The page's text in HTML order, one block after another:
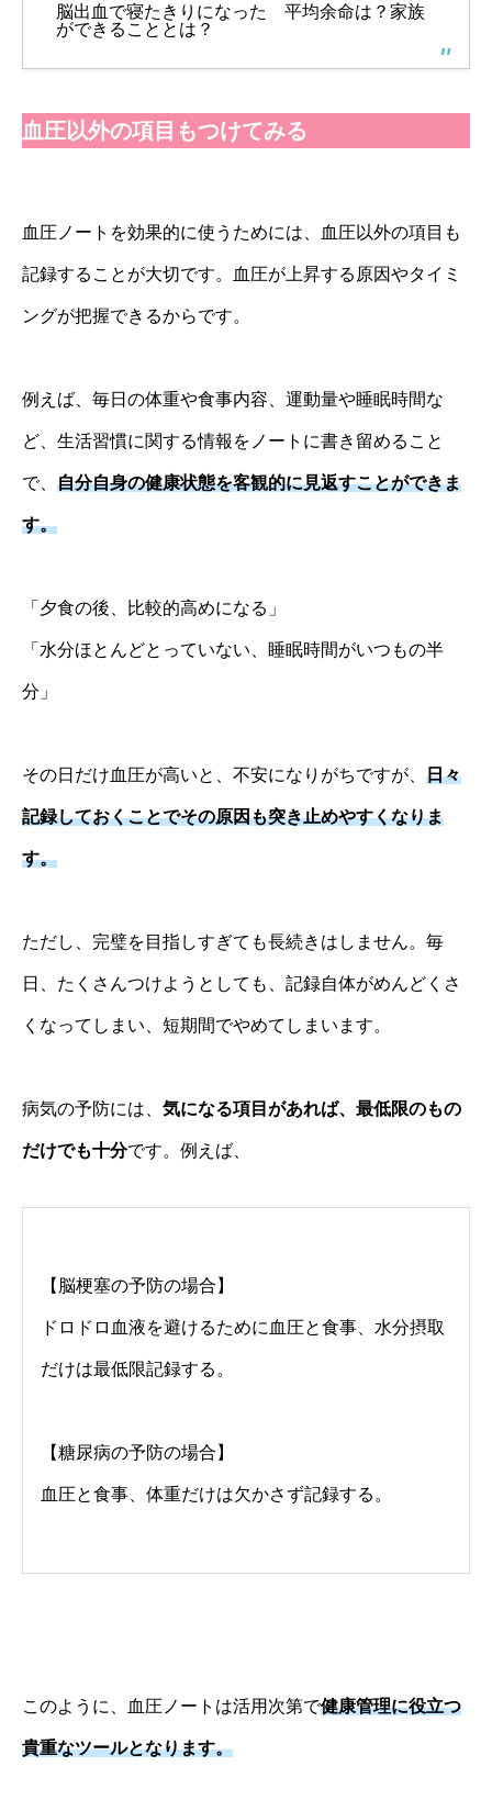
脳出血で寝たきりになった 平均余命は？家族
ができることとは？
血圧以外の項目もつけてみる
血圧ノートを効果的に使うためには、血圧以外の項目も
記録することが大切です。血圧が上昇する原因やタイミ
ングが把握できるからです。
例えば、毎日の体重や食事内容、運動量や睡眠時間な
ど、生活習慣に関する情報をノートに書き留めること
で、 自分自身の健康状態を客観的に見返すことができま
す。
「夕食の後、比較的高めになる」
「水分ほとんどとっていない、睡眠時間がいつもの半
分」
その日だけ血圧が高いと、不安になりがちですが、 日々
記録しておくことでその原因も突き止めやすくなりま
す。
ただし、完璧を目指しすぎても長続きはしません。毎
日、たくさんつけようとしても、記録自体がめんどくさ
くなってしまい、短期間でやめてしまいます。
病気の予防には、 気になる項目があれば、最低限のもの
だけでも十分です。例えば、
【脳梗塞の予防の場合】
ドロドロ血液を避けるために血圧と食事、水分摂取
だけは最低限記録する。
【糖尿病の予防の場合】
血圧と食事、体重だけは欠かさず記録する。
このように、血圧ノートは活用次第で健康管理に役立つ
貴重なツールとなります。